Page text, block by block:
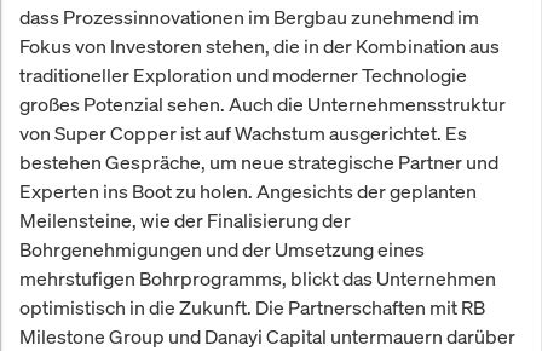
dass Prozessinnovationen im Bergbau zunehmend im
Fokus von Investoren stehen, die in der Kombination aus
traditioneller Exploration und moderner Technologie
großes Potenzial sehen. Auch die Unternehmensstruktur
von Super Copper ist auf Wachstum ausgerichtet. Es
bestehen Gespräche, um neue strategische Partner und
Experten ins Boot zu holen. Angesichts der geplanten
Meilensteine, wie der Finalisierung der
Bohrgenehmigungen und der Umsetzung eines
mehrstufigen Bohrprogramms, blickt das Unternehmen
optimistisch in die Zukunft. Die Partnerschaften mit RB
Milestone Group und Danayi Capital untermauern darüber